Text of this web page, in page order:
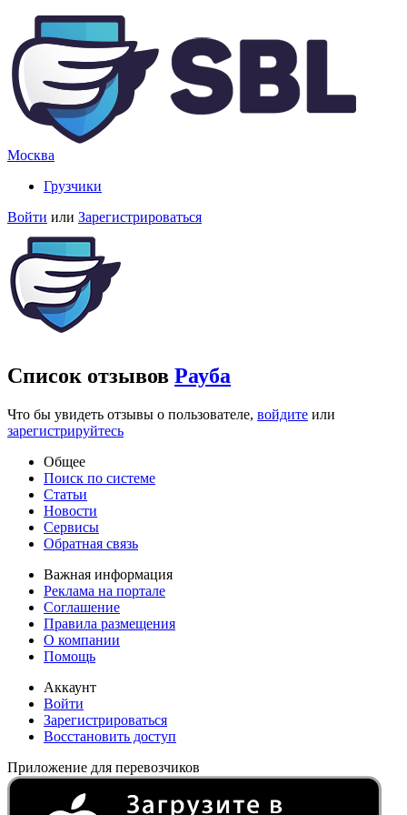
Москва
Грузчики
Войти или Зарегистрироваться
Список отзывов Рауба
Что бы увидеть отзывы о пользователе, войдите или
зарегистрируйтесь
Общее
Поиск по системе
Статьи
Новости
Сервисы
Обратная связь
Важная информация
Реклама на портале
Соглашение
Правила размещения
О компании
Помощь
Аккаунт
Войти
Зарегистрироваться
Восстановить доступ
Приложение для перевозчиков